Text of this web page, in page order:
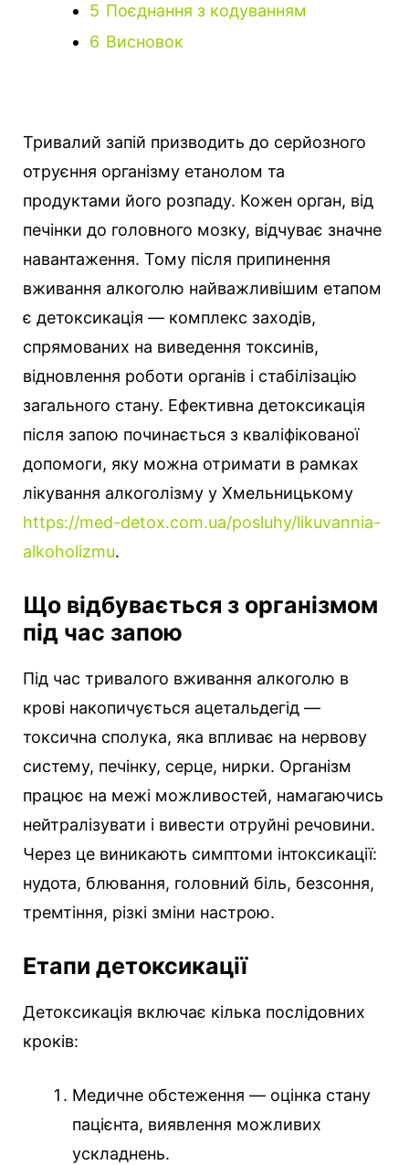
5 Поєднання з кодуванням
6 Висновок
Тривалий запій призводить до серйозного
отруєння організму етанолом та
продуктами його розпаду. Кожен орган, від
печінки до головного мозку, відчуває значне
навантаження. Тому після припинення
вживання алкоголю найважливішим етапом
є детоксикація — комплекс заходів,
спрямованих на виведення токсинів,
відновлення роботи органів і стабілізацію
загального стану. Ефективна детоксикація
після запою починається з кваліфікованої
допомоги, яку можна отримати в рамках
лікування алкоголізму у Хмельницькому
https://med-detox.com.ua/posluhy/likuvannia-
alkoholizmu.
Що відбувається з організмом
під час запою
Під час тривалого вживання алкоголю в
крові накопичується ацетальдегід —
токсична сполука, яка впливає на нервову
систему, печінку, серце, нирки. Організм
працює на межі можливостей, намагаючись
нейтралізувати і вивести отруйні речовини.
Через це виникають симптоми інтоксикації:
нудота, блювання, головний біль, безсоння,
тремтіння, різкі зміни настрою.
Етапи детоксикації
Детоксикація включає кілька послідовних
кроків:
Медичне обстеження — оцінка стану
пацієнта, виявлення можливих
ускладнень.